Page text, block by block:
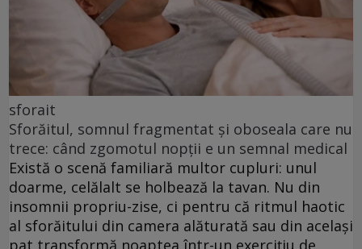
sforait
Sforăitul, somnul fragmentat și oboseala care nu
trece: când zgomotul nopții e un semnal medical
Există o scenă familiară multor cupluri: unul
doarme, celălalt se holbează la tavan. Nu din
insomnii propriu-zise, ci pentru că ritmul haotic
al sforăitului din camera alăturată sau din același
pat transformă noaptea într-un exercițiu de